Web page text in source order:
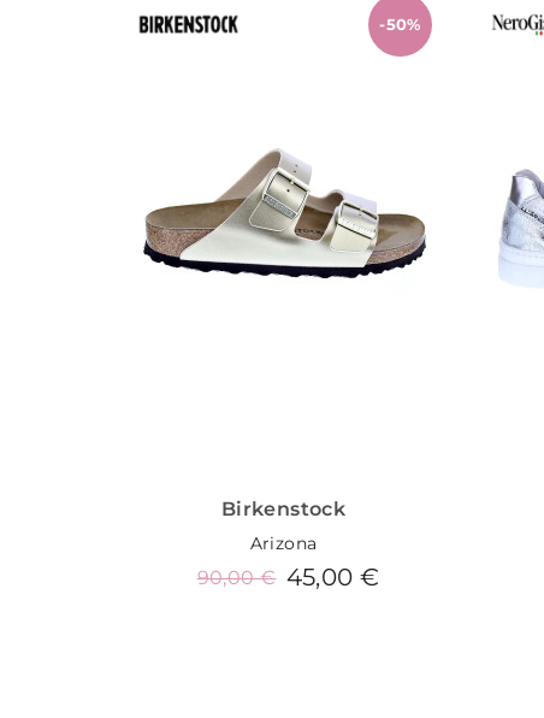
-50%
Birkenstock
Arizona
45,00 €
90,00 €